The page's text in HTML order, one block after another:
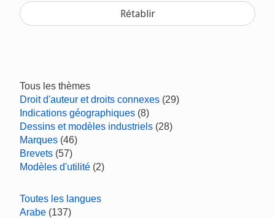
Rétablir
Tous les thèmes
Droit d'auteur et droits connexes (29)
Indications géographiques (8)
Dessins et modèles industriels (28)
Marques (46)
Brevets (57)
Modèles d'utilité (2)
Toutes les langues
Arabe (137)